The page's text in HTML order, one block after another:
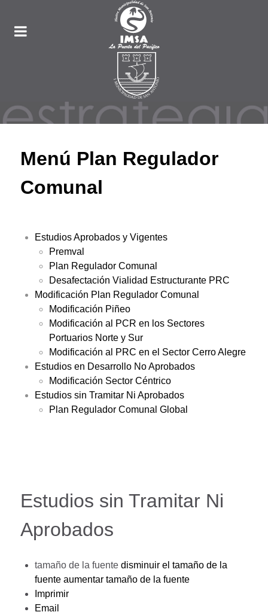
Menú Plan Regulador
Comunal
Estudios Aprobados y Vigentes
Premval
Plan Regulador Comunal
Desafectación Vialidad Estructurante PRC
Modificación Plan Regulador Comunal
Modificación Piñeo
Modificación al PCR en los Sectores
Portuarios Norte y Sur
Modificación al PRC en el Sector Cerro Alegre
Estudios en Desarrollo No Aprobados
Modificación Sector Céntrico
Estudios sin Tramitar Ni Aprobados
Plan Regulador Comunal Global
Estudios sin Tramitar Ni
Aprobados
tamaño de la fuente disminuir el tamaño de la
fuente aumentar tamaño de la fuente
Imprimir
Email